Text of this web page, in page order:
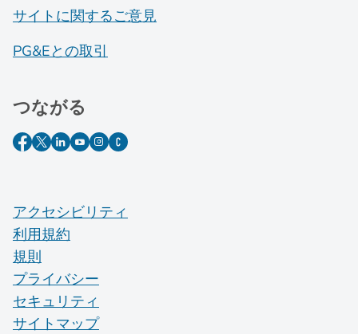
サイトに関するご意見
PG&Eとの取引
つながる
アクセシビリティ
利用規約
規則
プライバシー
セキュリティ
サイトマップ